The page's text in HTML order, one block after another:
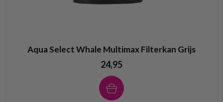
Aqua Select Whale Multimax Filterkan Grijs
24,95